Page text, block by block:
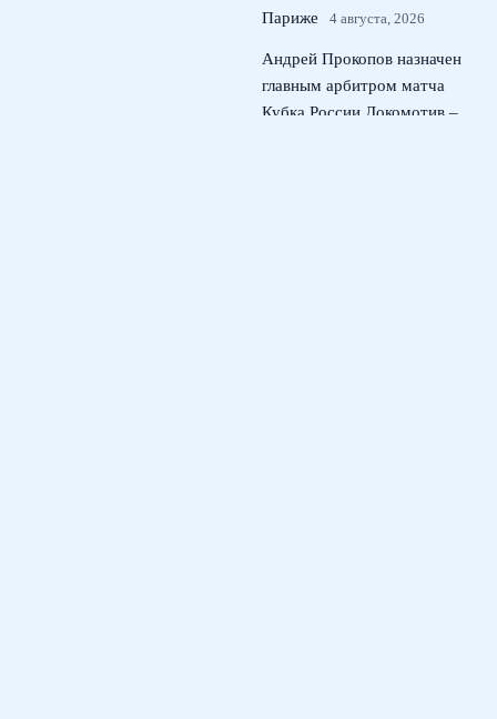
Париже
4 августа, 2026
Андрей Прокопов назначен
главным арбитром матча
Кубка России Локомотив –